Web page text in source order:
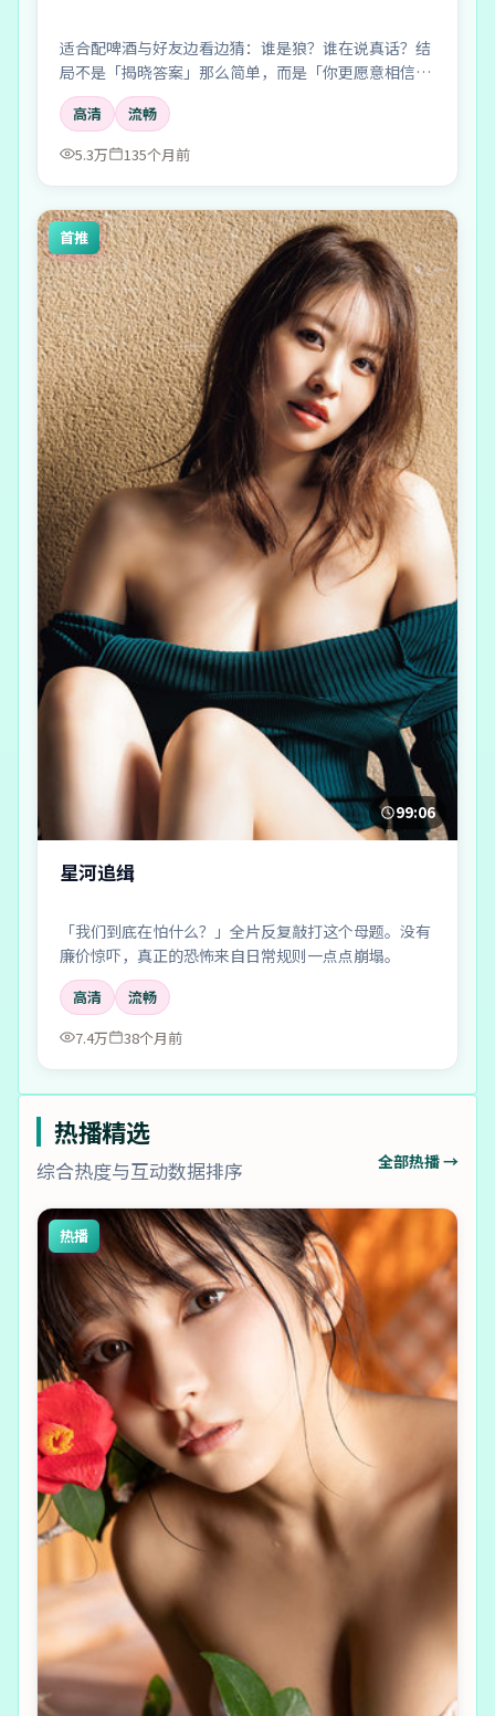
适合配啤酒与好友边看边猜：谁是狼？谁在说真话？结
局不是「揭晓答案」那么简单，而是「你更愿意相信
谁」。
高清
流畅
5.3万
135个月前
首推
99:06
星河追缉
「我们到底在怕什么？」全片反复敲打这个母题。没有
廉价惊吓，真正的恐怖来自日常规则一点点崩塌。
高清
流畅
7.4万
38个月前
热播精选
综合热度与互动数据排序 全部热播 →
热播